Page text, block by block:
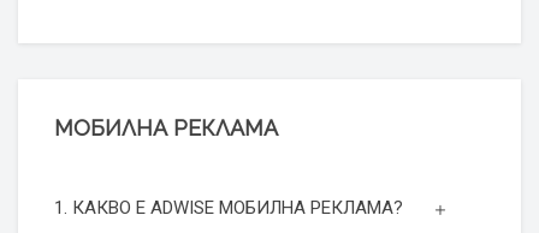
МОБИЛНА РЕКЛАМА
1. КАКВО Е ADWISE МОБИЛНА РЕКЛАМА?